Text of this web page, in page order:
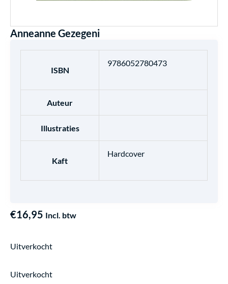
Anneanne Gezegeni
ISBN
9786052780473
Auteur
Illustraties
Kaft
Hardcover
€16,95 Incl. btw
Uitverkocht
Uitverkocht